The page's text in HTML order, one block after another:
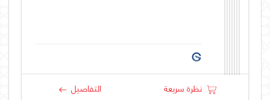
نظرة سريعة التفاصيل